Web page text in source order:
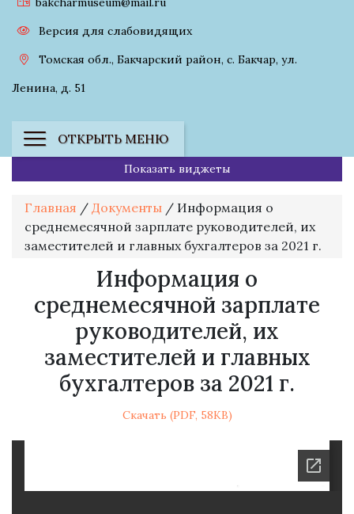
Версия для слабовидящих
Томская обл., Бакчарский район, с. Бакчар, ул.
Ленина, д. 51
ОТКРЫТЬ МЕНЮ
Показать виджеты
Главная / Документы / Информация о
среднемесячной зарплате руководителей, их
заместителей и главных бухгалтеров за 2021 г.
Информация о
среднемесячной зарплате
руководителей, их
заместителей и главных
бухгалтеров за 2021 г.
Скачать (PDF, 58KB)